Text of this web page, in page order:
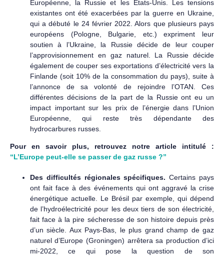
Européenne, la Russie et les États-Unis. Les tensions
existantes ont été exacerbées par la guerre en Ukraine,
qui a débuté le 24 février 2022. Alors que plusieurs pays
européens (Pologne, Bulgarie, etc.) expriment leur
soutien à l’Ukraine, la Russie décide de leur couper
l’approvisionnement en gaz naturel. La Russie décide
également de couper ses exportations d’électricité vers la
Finlande (soit 10% de la consommation du pays), suite à
l’annonce de sa volonté de rejoindre l’OTAN. Ces
différentes décisions de la part de la Russie ont eu un
impact important sur les prix de l’énergie dans l’Union
Européenne, qui reste très dépendante des
hydrocarbures russes.
Pour en savoir plus, retrouvez notre article intitulé :
“L’Europe peut-elle se passer de gaz russe ?”
Des difficultés régionales spécifiques.Certains pays
ont fait face à des événements qui ont aggravé la crise
énergétique actuelle. Le Brésil par exemple, qui dépend
de l’hydroélectricité pour les deux tiers de son électricité,
fait face à la pire sécheresse de son histoire depuis près
d’un siècle. Aux Pays-Bas, le plus grand champ de gaz
naturel d’Europe (Groningen) arrêtera sa production d’ici
mi-2022, ce qui pose la question de son